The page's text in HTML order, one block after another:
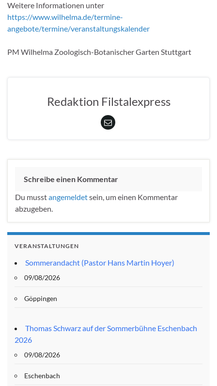
Weitere Informationen unter
https://www.wilhelma.de/termine-
angebote/termine/veranstaltungskalender
PM Wilhelma Zoologisch-Botanischer Garten Stuttgart
Redaktion Filstalexpress
Schreibe einen Kommentar
Du musstangemeldetsein, um einen Kommentar
abzugeben.
VERANSTALTUNGEN
Sommerandacht (Pastor Hans Martin Hoyer)
09/08/2026
Göppingen
Thomas Schwarz auf der Sommerbühne Eschenbach
2026
09/08/2026
Eschenbach